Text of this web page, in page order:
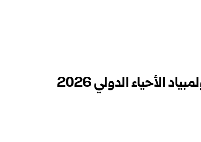
سوريا تحرز ميدالية برونزية في أولمبياد الأحياء الدولي 2026